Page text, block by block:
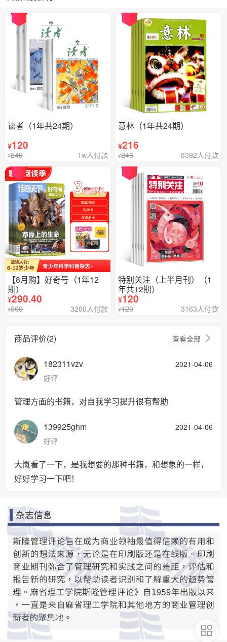
读者（1年共24期）
¥120
¥240 1w人付款
意林（1年共24期）
¥216
¥240 8392人付款
【8月购】好奇号（1年12
期）
¥290.40
¥660 3260人付款
特别关注（上半月刊）（1
年共12期）
¥120
¥120 3163人付款
商品评价(2) 查看全部
182311vzv
好评
2021-04-06
管理方面的书籍，对自我学习提升很有帮助
139925ghm
好评
2021-04-06
大慨看了一下，是我想要的那种书籍，和想象的一样，
好好学习一下吧！